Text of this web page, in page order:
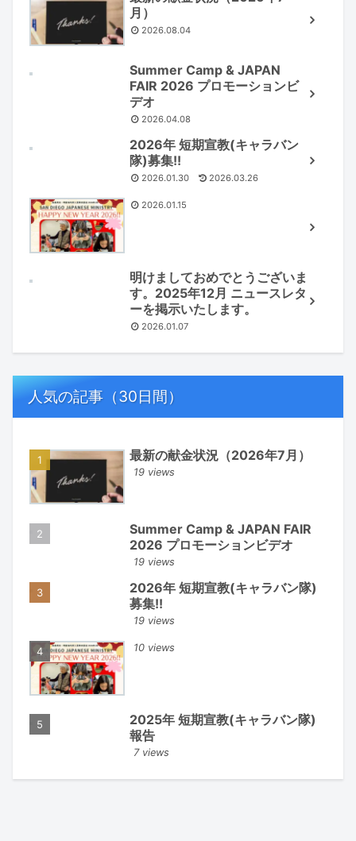
月）
2026.08.04
Summer Camp & JAPAN
FAIR 2026 プロモーションビ
デオ
2026.04.08
2026年 短期宣教(キャラバン
隊)募集!!
2026.01.30 2026.03.26
2026.01.15
明けましておめでとうございま
す。2025年12月 ニュースレタ
ーを掲示いたします。
2026.01.07
人気の記事（30日間）
最新の献金状況（2026年7月）
19 views
Summer Camp & JAPAN FAIR
2026 プロモーションビデオ
19 views
2026年 短期宣教(キャラバン隊)
募集!!
19 views
10 views
2025年 短期宣教(キャラバン隊)
報告
7 views